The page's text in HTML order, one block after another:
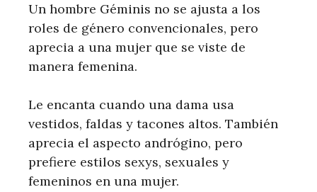
Un hombre Géminis no se ajusta a los
roles de género convencionales, pero
aprecia a una mujer que se viste de
manera femenina.
Le encanta cuando una dama usa
vestidos, faldas y tacones altos. También
aprecia el aspecto andrógino, pero
prefiere estilos sexys, sexuales y
femeninos en una mujer.